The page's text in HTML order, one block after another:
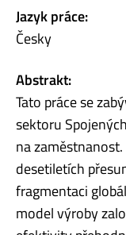
Jazyk práce:
Česky
Abstrakt:
Tato práce se
sektoru
na
desetiletích
fragmentaci
model výroby